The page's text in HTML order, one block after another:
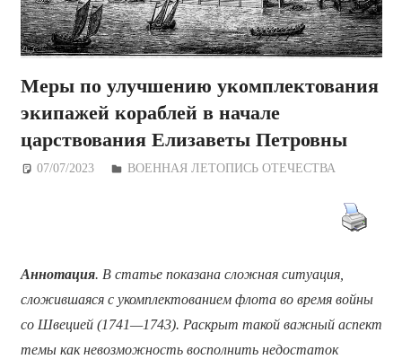
Меры по улучшению укомплектования
экипажей кораблей в начале
царствования Елизаветы Петровны
07/07/2023 Дежурный по Редакции
ВОЕННАЯ ЛЕТОПИСЬ ОТЕЧЕСТВА
Аннотация. В статье показана сложная ситуация,
сложившаяся с укомплектованием флота во время войны
со Швецией (1741—1743). Раскрыт такой важный аспект
темы как невозможность восполнить недостаток